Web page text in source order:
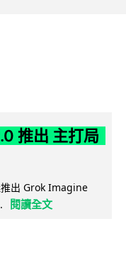
推出 主打局
出 Grok Imagine
閱讀全文